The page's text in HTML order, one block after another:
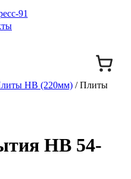
НВ (220мм) / Плиты
НВ 54-